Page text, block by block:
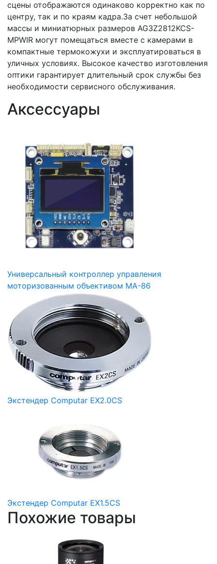
сцены отображаются одинаково корректно как по
центру, так и по краям кадра.За счет небольшой
массы и миниатюрных размеров AG3Z2812KCS-
MPWIR могут помещаться вместе с камерами в
компактные термокожухи и эксплуатироваться в
уличных условиях. Высокое качество изготовления
оптики гарантирует длительный срок службы без
необходимости сервисного обслуживания.
Аксессуары
Универсальный контроллер управления
моторизованным объективом MA-86
Экстендер Computar EX2.0CS
Экстендер Computar EX1.5CS
Похожие товары